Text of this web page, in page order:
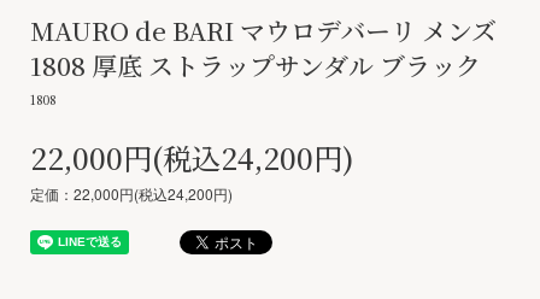
MAURO de BARI マウロデバーリ メンズ
1808 厚底 ストラップサンダル ブラック
1808
22,000円(税込24,200円)
定価：22,000円(税込24,200円)